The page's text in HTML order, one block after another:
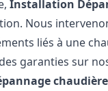
Installation
Nous
liés à une
garanties sur